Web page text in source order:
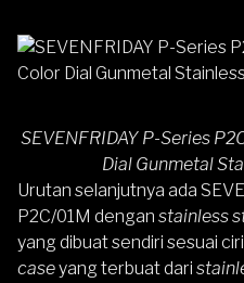
SEVENFRIDAY P-Series
Dial Gunmetal
Urutan selanjutnya ada
P2C/01M dengan stainless
yang dibuat sendiri sesuai
caseyang terbuat dari